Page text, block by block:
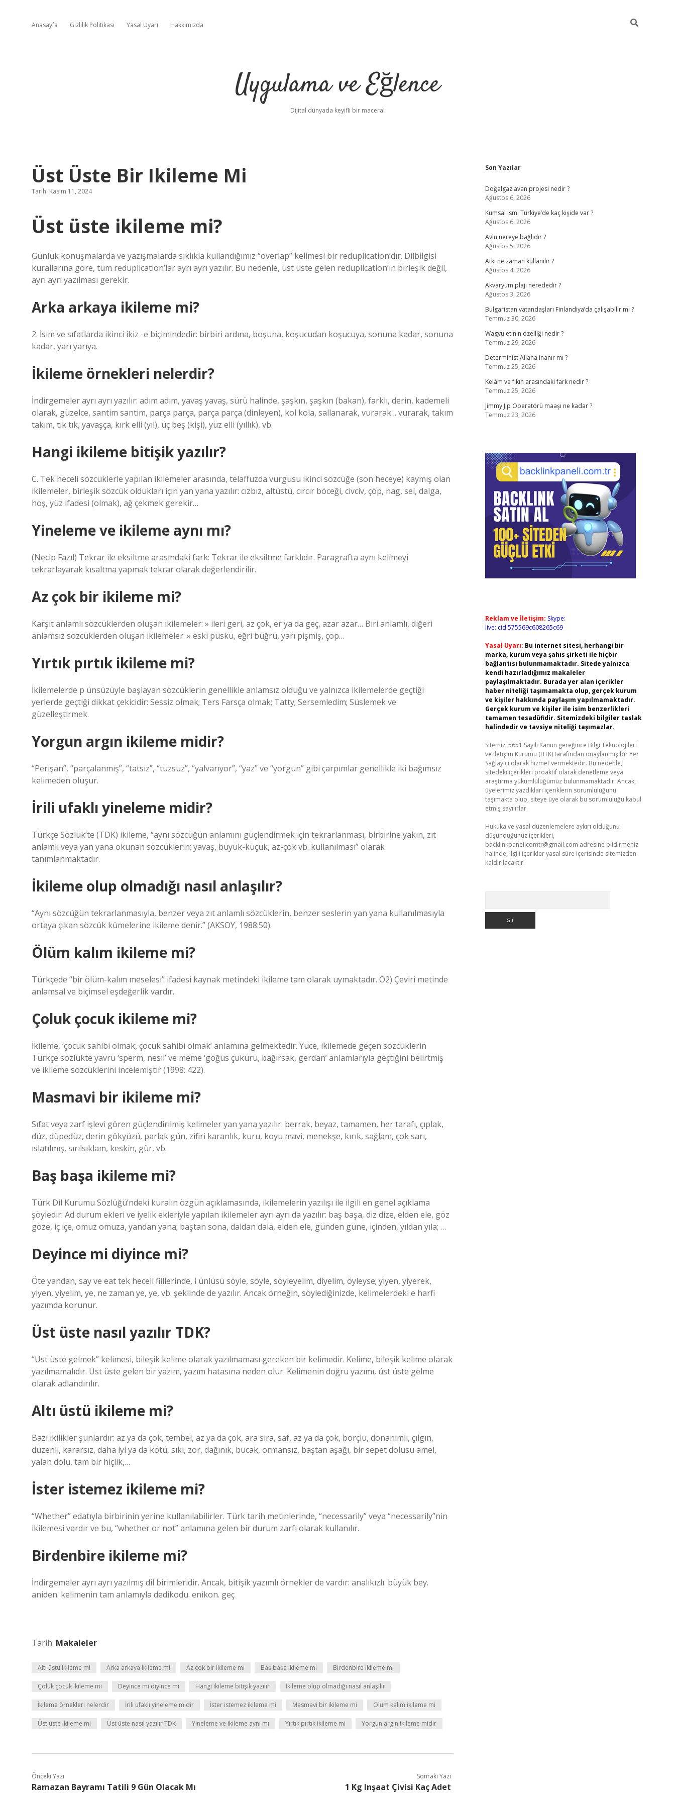
Anasayfa Gizlilik Politikası Yasal Uyarı Hakkımızda
Uygulama ve Eğlence
Dijital dünyada keyifli bir macera!
Üst Üste Bir Ikileme Mi
Tarih: Kasım 11, 2024
Üst üste ikileme mi?
Günlük konuşmalarda ve yazışmalarda sıklıkla kullandığımız “overlap” kelimesi bir reduplication’dır. Dilbilgisi
kurallarına göre, tüm reduplication’lar ayrı ayrı yazılır. Bu nedenle, üst üste gelen reduplication’ın birleşik değil,
ayrı ayrı yazılması gerekir.
Arka arkaya ikileme mi?
2. İsim ve sıfatlarda ikinci ikiz -e biçimindedir: birbiri ardına, boşuna, koşucudan koşucuya, sonuna kadar, sonuna
kadar, yarı yarıya.
İkileme örnekleri nelerdir?
İndirgemeler ayrı ayrı yazılır: adım adım, yavaş yavaş, sürü halinde, şaşkın, şaşkın (bakan), farklı, derin, kademeli
olarak, güzelce, santim santim, parça parça, parça parça (dinleyen), kol kola, sallanarak, vurarak .. vurarak, takım
takım, tık tık, yavaşça, kırk elli (yıl), üç beş (kişi), yüz elli (yıllık), vb.
Hangi ikileme bitişik yazılır?
C. Tek heceli sözcüklerle yapılan ikilemeler arasında, telaffuzda vurgusu ikinci sözcüğe (son heceye) kaymış olan
ikilemeler, birleşik sözcük oldukları için yan yana yazılır: cızbız, altüstü, cırcır böceği, civciv, çöp, nag, sel, dalga,
hoş, yüz ifadesi (olmak), ağ çekmek gerekir…
Yineleme ve ikileme aynı mı?
(Necip Fazıl) Tekrar ile eksiltme arasındaki fark: Tekrar ile eksiltme farklıdır. Paragrafta aynı kelimeyi
tekrarlayarak kısaltma yapmak tekrar olarak değerlendirilir.
Az çok bir ikileme mi?
Karşıt anlamlı sözcüklerden oluşan ikilemeler: » ileri geri, az çok, er ya da geç, azar azar… Biri anlamlı, diğeri
anlamsız sözcüklerden oluşan ikilemeler: » eski püskü, eğri büğrü, yarı pişmiş, çöp…
Yırtık pırtık ikileme mi?
İkilemelerde p ünsüzüyle başlayan sözcüklerin genellikle anlamsız olduğu ve yalnızca ikilemelerde geçtiği
yerlerde geçtiği dikkat çekicidir: Sessiz olmak; Ters Farsça olmak; Tatty; Sersemledim; Süslemek ve
güzelleştirmek.
Yorgun argın ikileme midir?
“Perişan”, “parçalanmış”, “tatsız”, “tuzsuz”, “yalvarıyor”, “yaz” ve “yorgun” gibi çarpımlar genellikle iki bağımsız
kelimeden oluşur.
İrili ufaklı yineleme midir?
Türkçe Sözlük’te (TDK) ikileme, “aynı sözcüğün anlamını güçlendirmek için tekrarlanması, birbirine yakın, zıt
anlamlı veya yan yana okunan sözcüklerin; yavaş, büyük-küçük, az-çok vb. kullanılması” olarak
tanımlanmaktadır.
İkileme olup olmadığı nasıl anlaşılır?
“Aynı sözcüğün tekrarlanmasıyla, benzer veya zıt anlamlı sözcüklerin, benzer seslerin yan yana kullanılmasıyla
ortaya çıkan sözcük kümelerine ikileme denir.” (AKSOY, 1988:50).
Ölüm kalım ikileme mi?
Türkçede “bir ölüm-kalım meselesi” ifadesi kaynak metindeki ikileme tam olarak uymaktadır. Ö2) Çeviri metinde
anlamsal ve biçimsel eşdeğerlik vardır.
Çoluk çocuk ikileme mi?
İkileme, ‘çocuk sahibi olmak, çocuk sahibi olmak’ anlamına gelmektedir. Yüce, ikilemede geçen sözcüklerin
Türkçe sözlükte yavru ‘sperm, nesil’ ve meme ‘göğüs çukuru, bağırsak, gerdan’ anlamlarıyla geçtiğini belirtmiş
ve ikileme sözcüklerini incelemiştir (1998: 422).
Masmavi bir ikileme mi?
Sıfat veya zarf işlevi gören güçlendirilmiş kelimeler yan yana yazılır: berrak, beyaz, tamamen, her tarafı, çıplak,
düz, düpedüz, derin gökyüzü, parlak gün, zifiri karanlık, kuru, koyu mavi, menekşe, kırık, sağlam, çok sarı,
ıslatılmış, sırılsıklam, keskin, gür, vb.
Baş başa ikileme mi?
Türk Dil Kurumu Sözlüğü’ndeki kuralın özgün açıklamasında, ikilemelerin yazılışı ile ilgili en genel açıklama
şöyledir: Ad durum ekleri ve iyelik ekleriyle yapılan ikilemeler ayrı ayrı da yazılır: baş başa, diz dize, elden ele, göz
göze, iç içe, omuz omuza, yandan yana; baştan sona, daldan dala, elden ele, günden güne, içinden, yıldan yıla; …
Deyince mi diyince mi?
Öte yandan, say ve eat tek heceli fiillerinde, i ünlüsü söyle, söyle, söyleyelim, diyelim, öyleyse; yiyen, yiyerek,
yiyen, yiyelim, ye, ne zaman ye, ye, vb. şeklinde de yazılır. Ancak örneğin, söylediğinizde, kelimelerdeki e harfi
yazımda korunur.
Üst üste nasıl yazılır TDK?
“Üst üste gelmek” kelimesi, bileşik kelime olarak yazılmaması gereken bir kelimedir. Kelime, bileşik kelime olarak
yazılmamalıdır. Üst üste gelen bir yazım, yazım hatasına neden olur. Kelimenin doğru yazımı, üst üste gelme
olarak adlandırılır.
Altı üstü ikileme mi?
Bazı ikilikler şunlardır: az ya da çok, tembel, az ya da çok, ara sıra, saf, az ya da çok, borçlu, donanımlı, çılgın,
düzenli, kararsız, daha iyi ya da kötü, sıkı, zor, dağınık, bucak, ormansız, baştan aşağı, bir sepet dolusu amel,
yalan dolu, tam bir hiçlik,…
İster istemez ikileme mi?
“Whether” edatıyla birbirinin yerine kullanılabilirler. Türk tarih metinlerinde, “necessarily” veya “necessarily”nin
ikilemesi vardır ve bu, “whether or not” anlamına gelen bir durum zarfı olarak kullanılır.
Birdenbire ikileme mi?
İndirgemeler ayrı ayrı yazılmış dil birimleridir. Ancak, bitişik yazımlı örnekler de vardır: analıkızlı. büyük bey.
aniden. kelimenin tam anlamıyla dedikodu. enikon. geç
Tarih: Makaleler
Altı üstü ikileme mi Arka arkaya ikileme mi Az çok bir ikileme mi Baş başa ikileme mi Birdenbire ikileme mi
Çoluk çocuk ikileme mi Deyince mi diyince mi Hangi ikileme bitişik yazılır İkileme olup olmadığı nasıl anlaşılır
İkileme örnekleri nelerdir İrili ufaklı yineleme midir İster istemez ikileme mi Masmavi bir ikileme mi Ölüm kalım ikileme mi
Üst üste ikileme mi Üst üste nasıl yazılır TDK Yineleme ve ikileme aynı mı Yırtık pırtık ikileme mi Yorgun argın ikileme midir
Önceki Yazı
Ramazan Bayramı Tatili 9 Gün Olacak Mı
Sonraki Yazı
1 Kg Inşaat Çivisi Kaç Adet
Sidebar
Son Yazılar
Doğalgaz avan projesi nedir ?
Ağustos 6, 2026
Kumsal ismi Türkiye’de kaç kişide var ?
Ağustos 6, 2026
Avlu nereye bağlıdır ?
Ağustos 5, 2026
Atkı ne zaman kullanılır ?
Ağustos 4, 2026
Akvaryum plajı nerededir ?
Ağustos 3, 2026
Bulgaristan vatandaşları Finlandiya’da çalışabilir mi ?
Temmuz 30, 2026
Wagyu etinin özelliği nedir ?
Temmuz 29, 2026
Determinist Allaha inanır mı ?
Temmuz 25, 2026
Kelâm ve fıkıh arasındaki fark nedir ?
Temmuz 25, 2026
Jimmy Jip Operatörü maaşı ne kadar ?
Temmuz 23, 2026
Reklam ve İletişim: Skype:
live:.cid.575569c608265c69
Yasal Uyarı: Bu internet sitesi, herhangi bir
marka, kurum veya şahıs şirketi ile hiçbir
bağlantısı bulunmamaktadır. Sitede yalnızca
kendi hazırladığımız makaleler
paylaşılmaktadır. Burada yer alan içerikler
haber niteliği taşımamakta olup, gerçek kurum
ve kişiler hakkında paylaşım yapılmamaktadır.
Gerçek kurum ve kişiler ile isim benzerlikleri
tamamen tesadüfidir. Sitemizdeki bilgiler taslak
halindedir ve tavsiye niteliği taşımazlar.
Sitemiz, 5651 Sayılı Kanun gereğince Bilgi Teknolojileri
ve İletişim Kurumu (BTK) tarafından onaylanmış bir Yer
Sağlayıcı olarak hizmet vermektedir. Bu nedenle,
sitedeki içerikleri proaktif olarak denetleme veya
araştırma yükümlülüğümüz bulunmamaktadır. Ancak,
üyelerimiz yazdıkları içeriklerin sorumluluğunu
taşımakta olup, siteye üye olarak bu sorumluluğu kabul
etmiş sayılırlar.
Hukuka ve yasal düzenlemelere aykırı olduğunu
düşündüğünüz içerikleri,
backlinkpanelicomtr@gmail.com adresine bildirmeniz
halinde, ilgili içerikler yasal süre içerisinde sitemizden
kaldırılacaktır.